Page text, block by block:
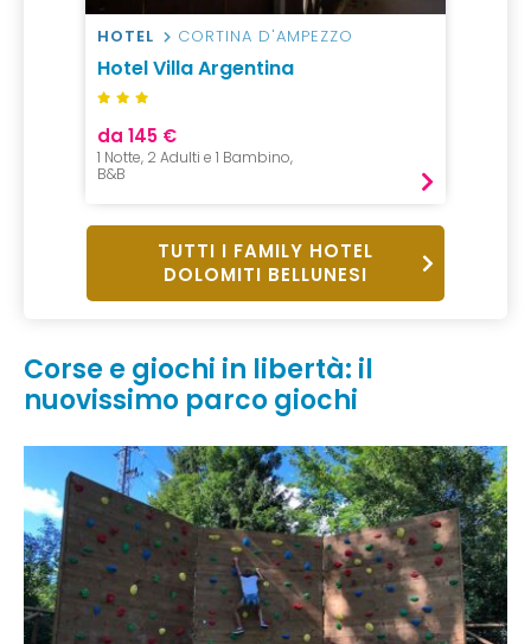
HOTEL CORTINA D'AMPEZZO
Hotel Villa Argentina
da 145 €
1 Notte, 2 Adulti e 1 Bambino,
B&B
TUTTI I FAMILY HOTEL
DOLOMITI BELLUNESI
Corse e giochi in libertà: il
nuovissimo parco giochi